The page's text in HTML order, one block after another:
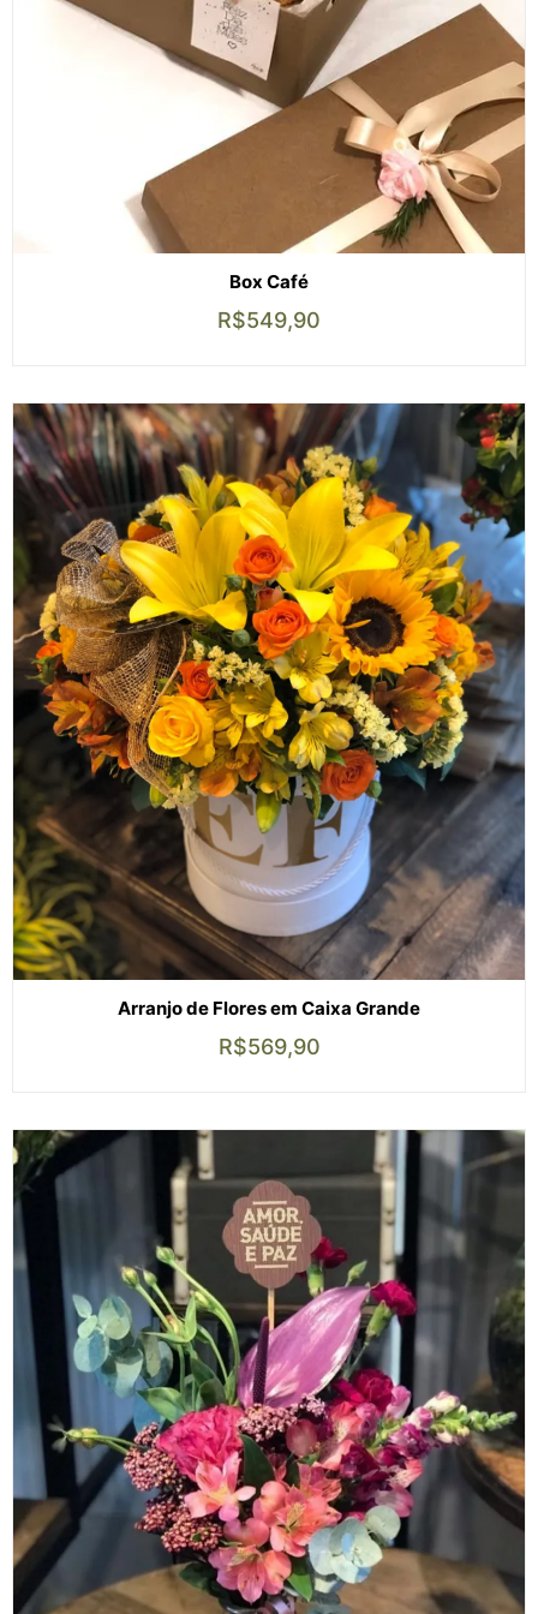
Box Café
R$549,90
Arranjo de Flores em Caixa Grande
R$569,90